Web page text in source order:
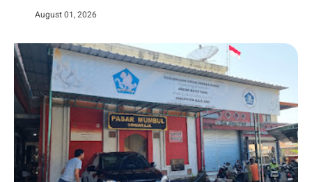
August 01, 2026